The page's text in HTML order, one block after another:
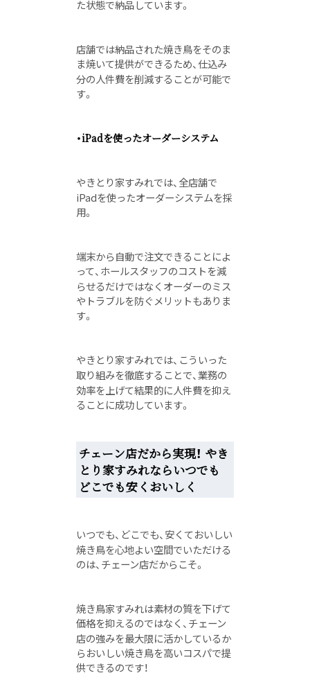
た状態で納品しています。
店舗では納品された焼き鳥をそのま
ま焼いて提供ができるため、仕込み
分の人件費を削減することが可能で
す。
・iPadを使ったオーダーシステム
やきとり家すみれでは、全店舗で
iPadを使ったオーダーシステムを採
用。
端末から自動で注文できることによ
って、ホールスタッフのコストを減
らせるだけではなくオーダーのミス
やトラブルを防ぐメリットもありま
す。
やきとり家すみれでは、こういった
取り組みを徹底することで、業務の
効率を上げて結果的に人件費を抑え
ることに成功しています。
チェーン店だから実現！ やき
とり家すみれならいつでも
どこでも安くおいしく
いつでも、どこでも、安くておいしい
焼き鳥を心地よい空間でいただける
のは、チェーン店だからこそ。
焼き鳥家すみれは素材の質を下げて
価格を抑えるのではなく、チェーン
店の強みを最大限に活かしているか
らおいしい焼き鳥を高いコスパで提
供できるのです！